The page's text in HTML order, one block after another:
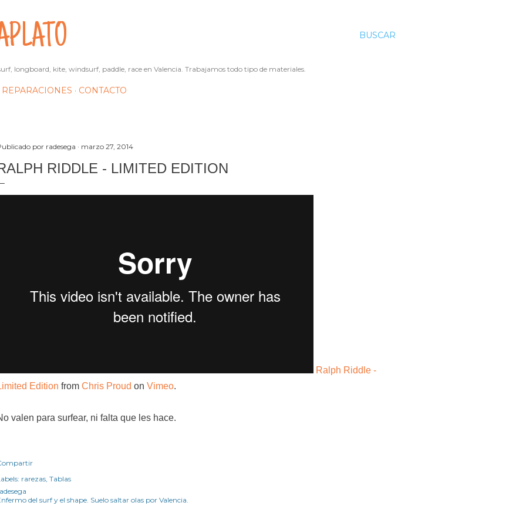
BUSCAR
longboard, kite, windsurf, paddle, race en Valencia. Trabajamos todo tipo de materiales.
REPARACIONES CONTACTO
por radesega marzo 27, 2014
RIDDLE - LIMITED EDITION
Ralph Riddle -
Edition from Chris Proud on Vimeo.
valen para surfear, ni falta que les hace.
rarezas Tablas
del surf y el shape. Suelo saltar olas por Valencia.